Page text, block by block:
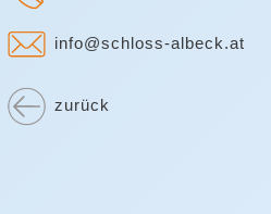
info@schloss-albeck.at
zurück